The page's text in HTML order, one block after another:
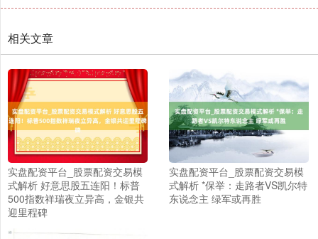
相关文章
实盘配资平台_股票配资交易模
式解析 好意思股五连阳！标普
500指数祥瑞夜立异高，金银共
迎里程碑
实盘配资平台_股票配资交易模
式解析 *保举：走路者VS凯尔特
东说念主 绿军或再胜